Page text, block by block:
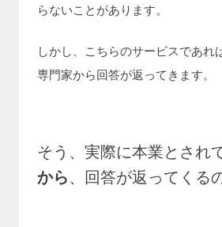
らないことがあります。
しかし、こちらのサービスであれ
専門家から回答が返ってきます。
そう、実際に本業とされ
から、回答が返ってくる